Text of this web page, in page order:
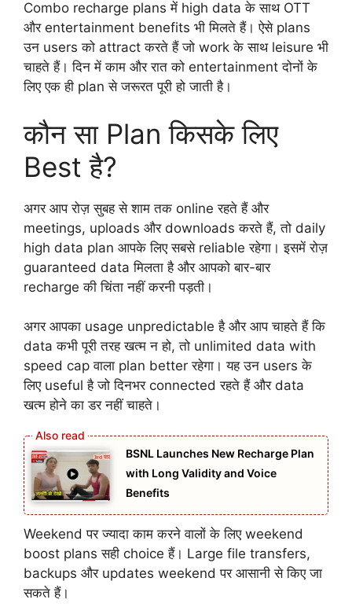
Combo recharge plans में high data के साथ OTT
और entertainment benefits भी मिलते हैं। ऐसे plans
उन users को attract करते हैं जो work के साथ leisure भी
चाहते हैं। दिन में काम और रात को entertainment दोनों के
लिए एक ही plan से जरूरत पूरी हो जाती है।
कौन सा Plan किसके लिए
Best है?
अगर आप रोज़ सुबह से शाम तक online रहते हैं और
meetings, uploads और downloads करते हैं, तो daily
high data plan आपके लिए सबसे reliable रहेगा। इसमें रोज़
guaranteed data मिलता है और आपको बार-बार
recharge की चिंता नहीं करनी पड़ती।
अगर आपका usage unpredictable है और आप चाहते हैं कि
data कभी पूरी तरह खत्म न हो, तो unlimited data with
speed cap वाला plan better रहेगा। यह उन users के
लिए useful है जो दिनभर connected रहते हैं और data
खत्म होने का डर नहीं चाहते।
BSNL Launches New Recharge Plan
with Long Validity and Voice
Benefits
Weekend पर ज्यादा काम करने वालों के लिए weekend
boost plans सही choice हैं। Large file transfers,
backups और updates weekend पर आसानी से किए जा
सकते हैं।